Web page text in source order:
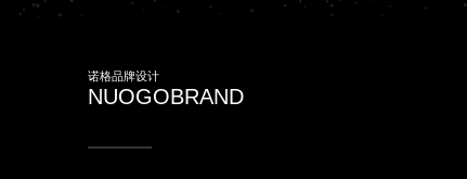
诺格品牌设计
NUOGOBRAND